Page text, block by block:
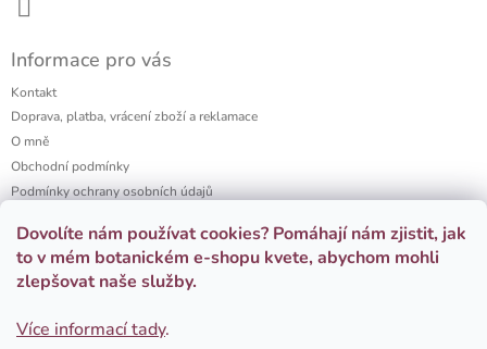
Dovolíte nám používat cookies? Pomáhají nám zjistit, jak
to v mém botanickém e-shopu kvete, abychom mohli
zlepšovat naše služby.
Více informací tady.
Informace pro vás
Kontakt
Doprava, platba, vrácení zboží a reklamace
O mně
Obchodní podmínky
Podmínky ochrany osobních údajů
Firemní dárky